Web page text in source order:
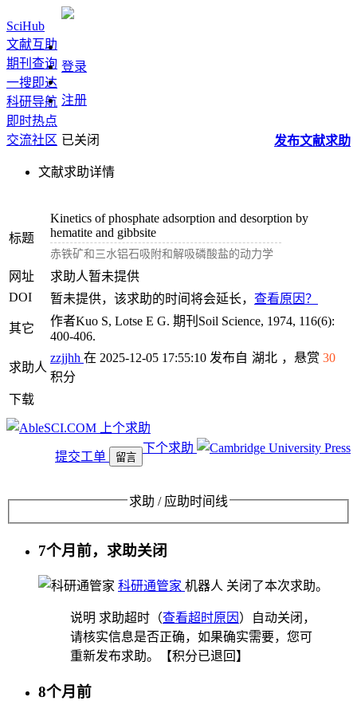
SciHub
文献互助
期刊查询
一搜即达
科研导航
即时热点
交流社区
登录
注册
发布文献求助
已关闭
文献求助详情
标题
Kinetics of phosphate adsorption and desorption by
hematite and gibbsite
赤铁矿和三水铝石吸附和解吸磷酸盐的动力学
网址
求助人暂未提供
DOI
暂未提供，该求助的时间将会延长， 查看原因？
其它
作者Kuo S, Lotse E G. 期刊Soil Science, 1974, 116(6):
400-406.
求助人
zzjjhh 在 2025-12-05 17:55:10 发布自 湖北 ，悬赏 30
积分
下载
上个求助
下个求助
提交工单 留言
求助 / 应助时间线
7个月前，求助关闭
科研通管家 机器人 关闭了本次求助。
说明 求助超时（查看超时原因 ）自动关闭，
请核实信息是否正确，如果确实需要，您可
重新发布求助。【积分已退回】
8个月前